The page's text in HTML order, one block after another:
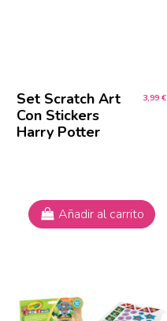
Set Scratch Art
Con Stickers
Harry Potter
3,99 €
Añadir al carrito